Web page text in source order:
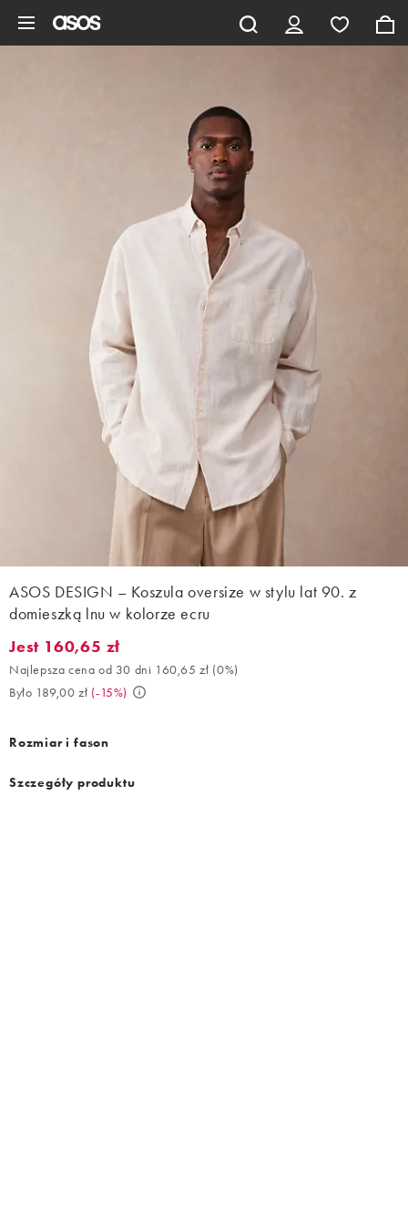
ASOS DESIGN – Koszula oversize w stylu lat 90. z
domieszką lnu w kolorze ecru
Jest 160,65 zł. Najlepsza cena od 30 dni 160,65 zł (0%). Było
Jest 160,65 zł
Najlepsza cena od 30 dni 160,65 zł (0%)
Było 189,00 zł (-15%)
Rozmiar i fason
Szczegóły produktu